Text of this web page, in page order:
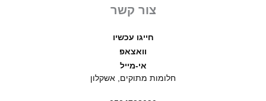
צור קשר
חייגו עכשיו
וואצאפ
אי-מייל
חלומות מתוקים, אשקלון